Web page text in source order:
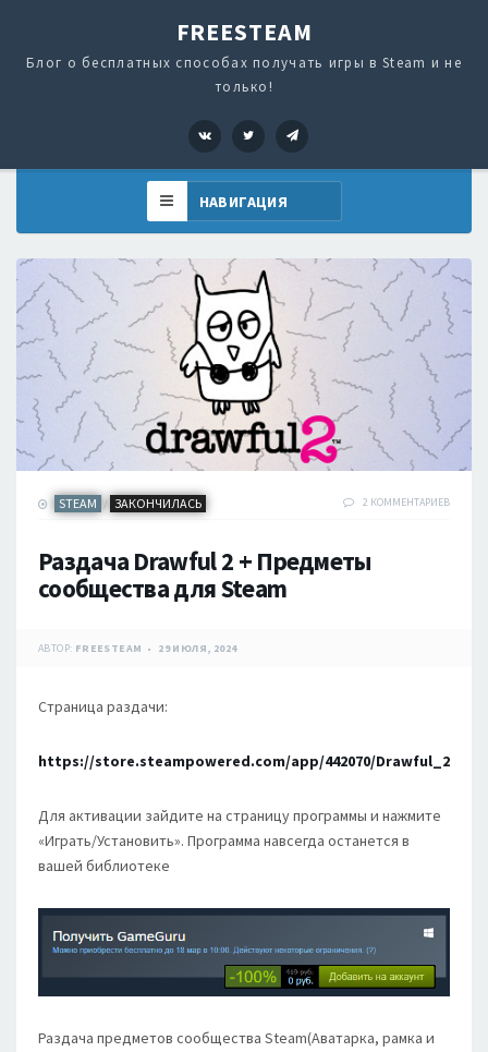
FREESTEAM
Блог о бесплатных способах получать игры в Steam и не
только!
VK Twitter
STEAM / ЗАКОНЧИЛАСЬ 2 КОММЕНТАРИЕВ
Раздача Drawful 2 + Предметы
сообщества для Steam
АВТОР: FREESTEAM 29 ИЮЛЯ, 2024
Страница раздачи:
https://store.steampowered.com/app/442070/Drawful_2
Для активации зайдите на страницу программы и нажмите
«Играть/Установить». Программа навсегда останется в
вашей библиотеке
Раздача предметов сообщества Steam(Аватарка, рамка и